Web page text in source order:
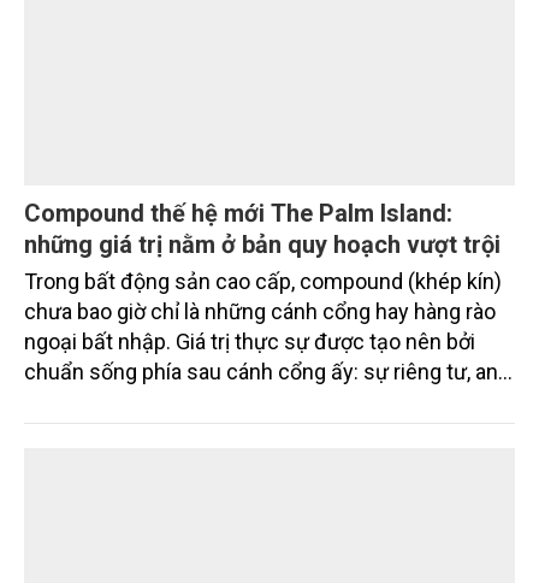
Compound thế hệ mới The Palm Island:
những giá trị nằm ở bản quy hoạch vượt trội
Trong bất động sản cao cấp, compound (khép kín)
chưa bao giờ chỉ là những cánh cổng hay hàng rào
chuẩn sống phía sau cánh cổng ấy: sự riêng tư, an